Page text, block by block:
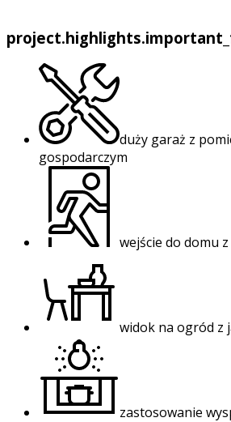
duży garaż z
gospodarczym
wejście do domu
widok na ogród z
zastosowanie